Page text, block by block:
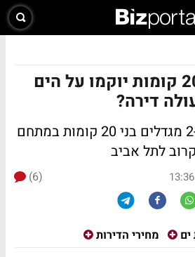
2 מגדלים בני 20 קומות יוקמו על הים
דירה?
180 דירות יוקמו ב-2 מגדלים בני 20 קומות במתחם
לתל אביב
(6)
מחירי הדירות